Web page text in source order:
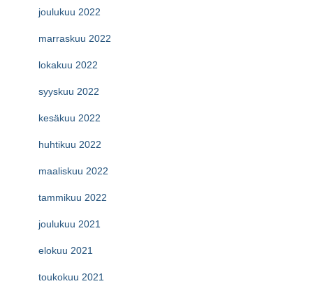
joulukuu 2022
marraskuu 2022
lokakuu 2022
syyskuu 2022
kesäkuu 2022
huhtikuu 2022
maaliskuu 2022
tammikuu 2022
joulukuu 2021
elokuu 2021
toukokuu 2021